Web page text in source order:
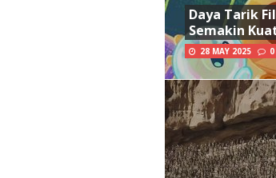
Daya Tarik
Semakin
28 MAY 2025 0